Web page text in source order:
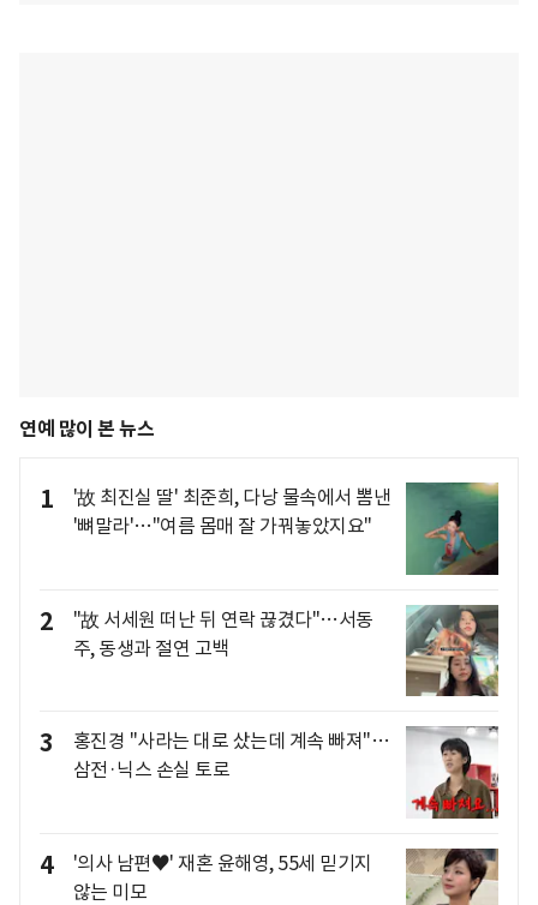
연예 많이 본 뉴스
1
'故 최진실 딸' 최준희, 다낭 물속에서 뽐낸
'뼈말라'…"여름 몸매 잘 가꿔놓았지요"
2
"故 서세원 떠난 뒤 연락 끊겼다"…서동
주, 동생과 절연 고백
3
홍진경 "사라는 대로 샀는데 계속 빠져"…
삼전·닉스 손실 토로
4
'의사 남편♥' 재혼 윤해영, 55세 믿기지
않는 미모